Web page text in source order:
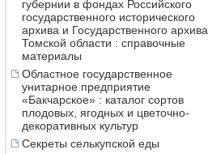
губернии в фондах Российского
государственного исторического
архива и Государственного архива
Томской области : справочные
материалы
Областное государственное
унитарное предприятие
«Бакчарское» : каталог сортов
плодовых, ягодных и цветочно-
декоративных культур
Секреты селькупской еды